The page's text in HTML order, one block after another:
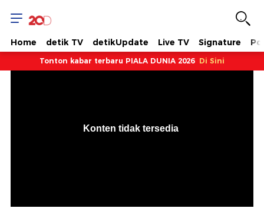
Home detik TV detikUpdate Live TV Signature
Tonton kabar terbaru PIALA DUNIA 2026 Di Sini
Konten tidak tersedia